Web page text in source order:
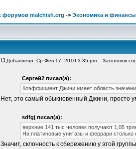
форумов malchish.org -> Экономика и финансы
Добавлено: Ср Фев 17, 2010 3:35 pm Заголовок
Сергей2 писал(а):
Коэффициент Джини имеет область
Нет, это самый обыкновенный Джини, просто
sdfgj писал(а):
верхние 141 тыс человек получают 1,05
На платиновые унитазы и феррари столько
Значит, склонность к сбережению у этой